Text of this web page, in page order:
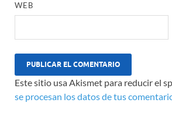
WEB
Este sitio usa Akismet para reducir el
se procesan los datos de tus